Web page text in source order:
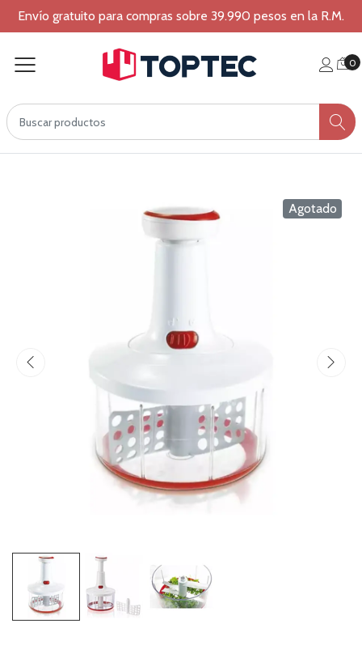
Envío gratuito para compras sobre 39.990 pesos en la R.M.
0
Agotado